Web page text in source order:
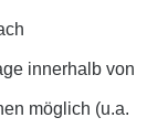
innerhalb von
möglich (u.a.